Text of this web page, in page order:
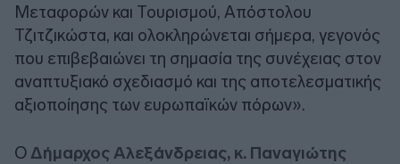
Μεταφορών και Τουρισμού, Απόστολου
Τζιτζικώστα, και ολοκληρώνεται σήμερα, γεγονός
που επιβεβαιώνει τη σημασία της συνέχειας στον
αναπτυξιακό σχεδιασμό και της αποτελεσματικής
αξιοποίησης των ευρωπαϊκών πόρων».
ΟΔήμαρχος Αλεξάνδρειας, κ. Παναγιώτης